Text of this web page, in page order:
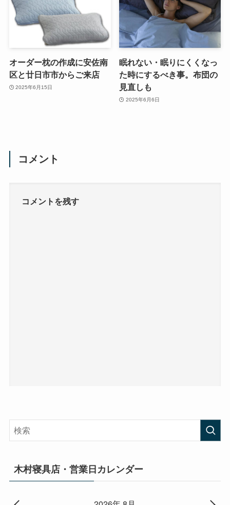
オーダー枕の作成に安佐南
区と廿日市市からご来店
2025年6月15日
眠れない・眠りにくくなっ
た時にするべき事。布団の
見直しも
2025年6月6日
コメント
コメントを残す
木村寝具店・営業日カレンダー